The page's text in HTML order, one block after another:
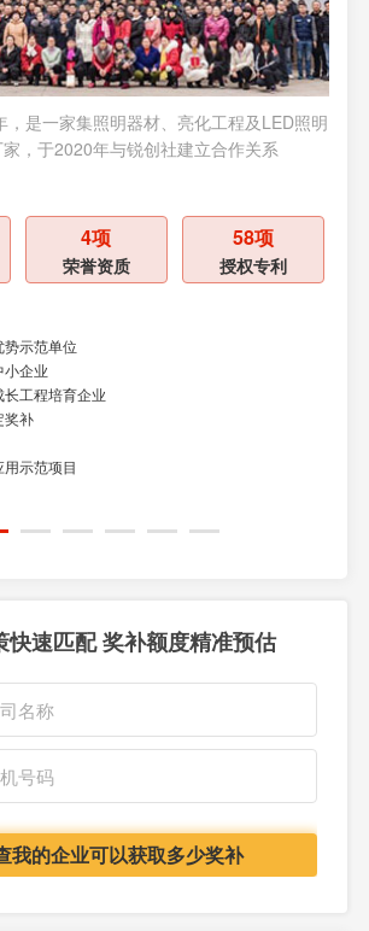
，是一家集照明器材、亮化工程及LED照明
，于2020年与锐创社建立合作关系
4项
荣誉资质
58项
授权专利
示范单位
小企业
工程培育企业
奖补
示范项目
快速匹配 奖补额度精准预估
我的企业可以获取多少奖补